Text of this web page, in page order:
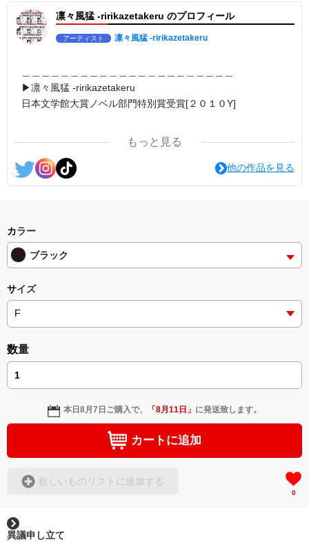
日本語版: https://amzn.asia/d/7GbUq3Z
英語版: https://amzn.asia/d/eLvAyy5
＿＿＿＿＿＿＿＿＿＿＿＿＿＿＿＿＿＿＿＿＿＿
▶︎求めない惑星 [小説/絵本版]
日本語版: https://amzn.asia/d/d7stkOV
英語版: https://amzn.asia/d/8u7Cebe
＿＿＿＿＿＿＿＿＿＿＿＿＿＿＿＿＿＿＿＿＿＿
日本語版: https://amzn.asia/d/8oNk92Q
英語版: https://amzn.asia/d/gDGn5nK
＿＿＿＿＿＿＿＿＿＿＿＿＿＿＿＿＿＿＿＿＿＿
<グッズシリーズ>
SUZURI ▶︎https://suzuri.jp/ririkazetakeru
挿画&グッズカタログ <デザイン画集:BEST版>
＜著者:挿画作成＞ 凛々風 猛-リリカゼタケル
日本語版: https://amzn.asia/d/fMWTZVg
▶︎小説 [刺すように燃えるような眼差しは] -Version2.
＜著者:絵本/挿画作成＞ 凛々風 猛-リリカゼタケル
日本語版: https://amzn.asia/d/hMo8oB0
凛々風猛 -ririkazetakeru のプロフィール
アーティスト 凛々風猛 -ririkazetakeru
▶︎凛々風猛 -ririkazetakeru
日本文学館大賞ノベル部門特別賞受賞[２０１０Y]
<作品情報:配信中.> -Thank you for your time.
＿＿＿＿＿＿＿＿＿＿＿＿＿＿＿＿＿＿＿＿＿＿
＜著者 : 作詞＞ 凛々風 猛 -リリカゼタケル
日本語版: https://amzn.asia/d/ipdf8cX
英語版: https://amzn.asia/d/1nwVIb6
▶︎弛まぬ言霊[+挿画50作品版]
＜著者: 作詞/挿画作成＞ 凛々風 猛 -リリカゼタケル
日本語版: https://amzn.asia/d/3czgKs8
英語版: https://amzn.asia/d/bpIME7s
▶︎弛まぬ言霊 <+挿画/スケッチ&塗り絵ver.版>
-ロードムービー系ミュージカル小説 +作詞20曲
+挿画スケッチスタイル&塗り絵バージョン-
＜著者/小説:作詞:挿画作成＞
凛々風 猛-リリカゼタケル
▶︎刺すように燃えるような眼差しは
もっと見る
他の作品を見る
カラー
ブラック
サイズ
数量
本日8月7日 ご購入で、 「8月11日 」 に発送致します。
カートに追加
欲しいものリストに追加する
0
異議申し立て